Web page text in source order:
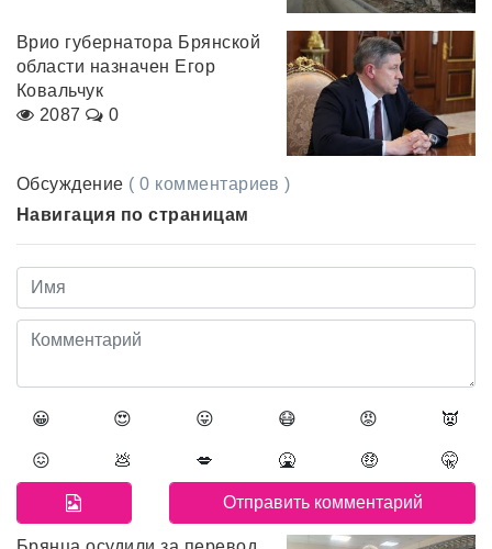
Врио губернатора Брянской
области назначен Егор
Ковальчук
2087
0
Обсуждение ( 0 комментариев )
Навигация по страницам
😀 😍 😛 😷 😡 👿
😖 💩 💋 🤮 🤑 🤫